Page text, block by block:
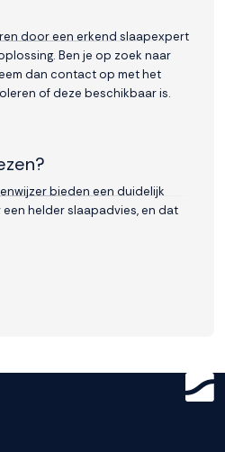
door een erkend slaapexpert
Ben je op zoek naar
dan contact op met het
of deze beschikbaar is.
bieden een duidelijk
helder slaapadvies, en dat